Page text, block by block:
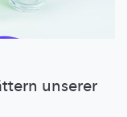
unserer